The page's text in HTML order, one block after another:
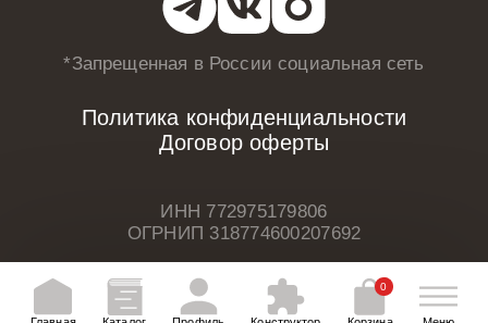
*Запрещенная в Россиисоциальная сеть
Политика конфиденциальности
Договор оферты
ИНН 772975179806
ОГРНИП 318774600207692
0